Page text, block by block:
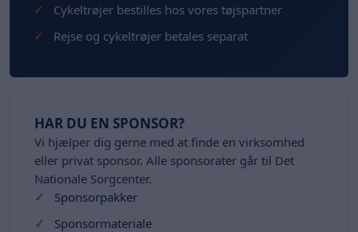
Cykeltrøjer bestilles hos vores tøjspartner
Rejse og cykeltrøjer betales separat
HAR DU EN SPONSOR?
Vi hjælper dig gerne med at finde en virksomhed
eller privat sponsor. Alle sponsorater går til Det
Nationale Sorgcenter.
Sponsorpakker
Sponsormateriale